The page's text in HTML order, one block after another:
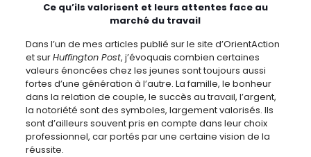
Ce qu’ils valorisent et leurs attentes face au
marché du travail
Dans l’un de mes articles publié sur le site d’OrientAction
et surHuffington Post, j’évoquais combien certaines
valeurs énoncées chez les jeunes sont toujours aussi
fortes d’une génération à l’autre. La famille, le bonheur
dans la relation de couple, le succès au travail, l’argent,
la notoriété sont des symboles, largement valorisés. Ils
sont d’ailleurs souvent pris en compte dans leur choix
professionnel, car portés par une certaine vision de la
réussite.